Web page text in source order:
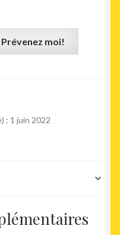
Prévenez moi!
: 1 juin 2022